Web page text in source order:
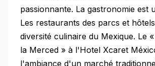
passionnante. La gastronomie est
Les restaurants des parcs et
diversité culinaire du Mexique. Le
la Merced » à l'Hotel Xcaret
l'ambiance d'un marché